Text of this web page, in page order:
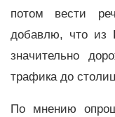
потом вести
добавлю, что из
значительно
трафика до
По мнению